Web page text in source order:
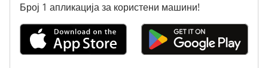
Број 1 апликација за користени машини!